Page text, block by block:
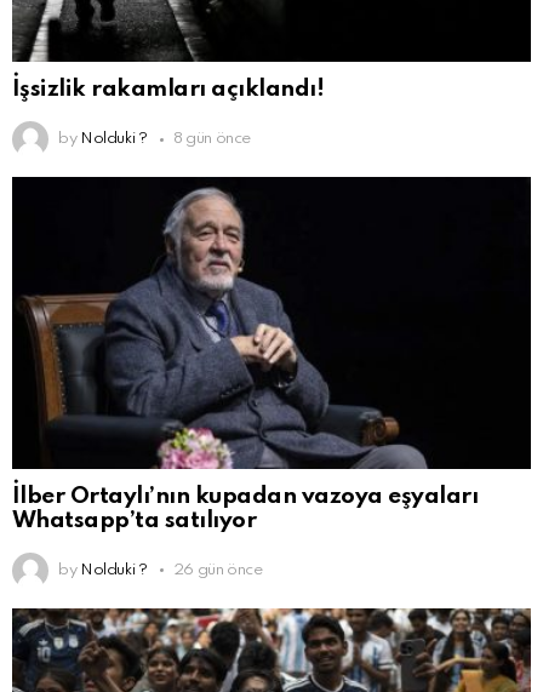
İşsizlik rakamları açıklandı!
by Nolduki ? 8 gün önce
İlber Ortaylı’nın kupadan vazoya eşyaları
Whatsapp’ta satılıyor
by Nolduki ? 26 gün önce